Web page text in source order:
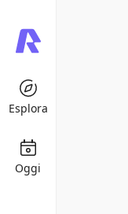
Esplora
Oggi